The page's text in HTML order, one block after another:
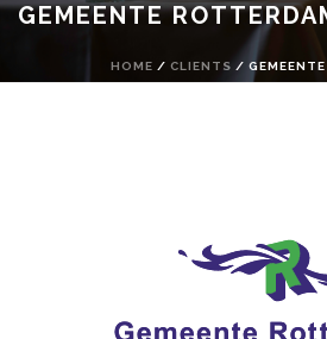
GEMEENTE
HOME / CLIENTS /